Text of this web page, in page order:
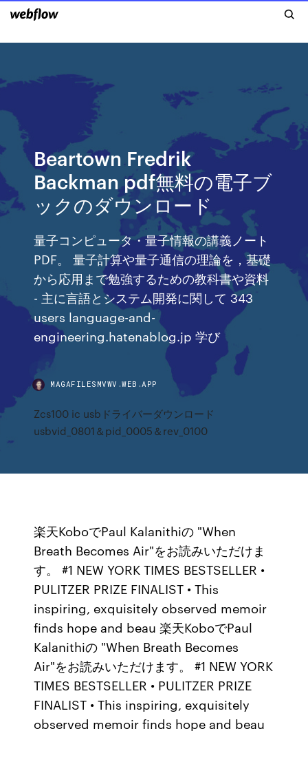
Beartown Fredrik
Backman pdf無料の電子ブ
ックのダウンロード
量子コンピュータ・量子情報の講義ノート
PDF。 量子計算や量子通信の理論を，基礎
から応用まで勉強するための教科書や資料
- 主に言語とシステム開発に関して 343
users language-and-
engineering.hatenablog.jp 学び
MAGAFILESMVWV.WEB.APP
Zcs100 ic usbドライバーダウンロード
usbvid_0801＆pid_0005＆rev_0100
楽天KoboでPaul Kalanithiの "When
Breath Becomes Air"をお読みいただけま
す。 #1 NEW YORK TIMES BESTSELLER •
PULITZER PRIZE FINALIST • This
inspiring, exquisitely observed memoir
finds hope and beau 楽天KoboでPaul
Kalanithiの "When Breath Becomes
Air"をお読みいただけます。 #1 NEW YORK
TIMES BESTSELLER • PULITZER PRIZE
FINALIST • This inspiring, exquisitely
observed memoir finds hope and beau